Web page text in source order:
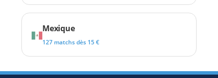
Mexique
127 matchs dès 15 €